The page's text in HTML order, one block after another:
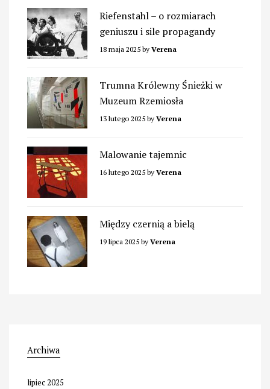
Riefenstahl – o rozmiarach
geniuszu i sile propagandy
18 maja 2025 by Verena
Trumna Królewny Śnieżki w
Muzeum Rzemiosła
13 lutego 2025 by Verena
Malowanie tajemnic
16 lutego 2025 by Verena
Między czernią a bielą
19 lipca 2025 by Verena
Archiwa
lipiec 2025